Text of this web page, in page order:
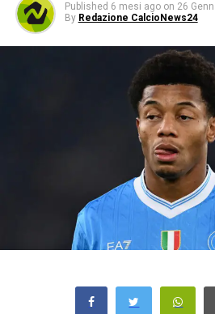
Published 6 mesi ago on 26
By Redazione CalcioNews24